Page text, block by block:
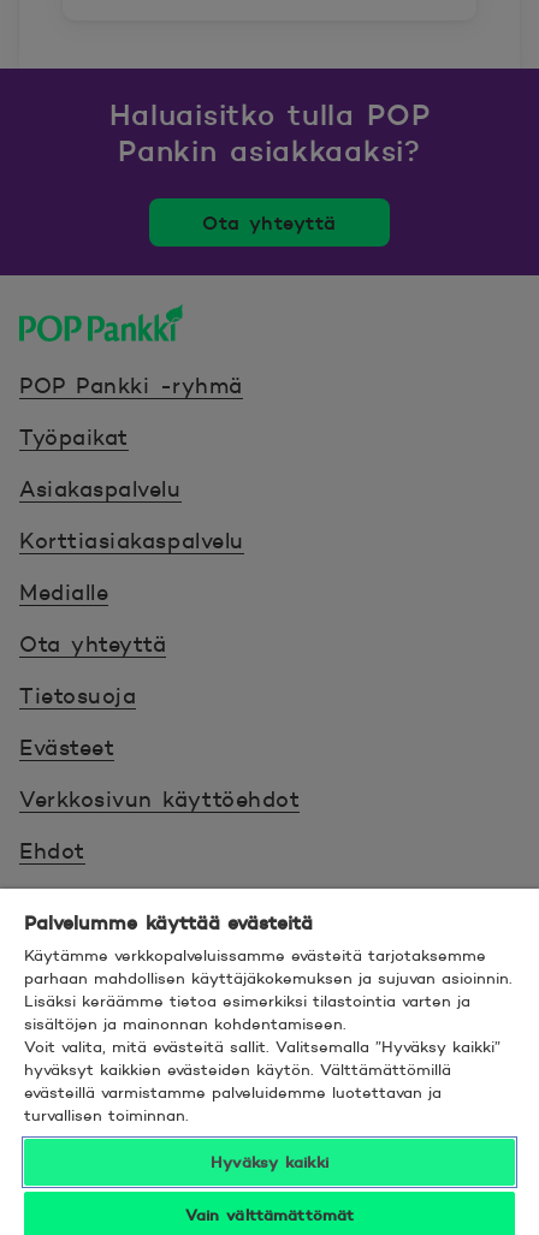
Haluaisitko tulla POP
Pankin asiakkaaksi?
Ota yhteyttä
POP Pankki -ryhmä
Työpaikat
Asiakaspalvelu
Korttiasiakaspalvelu
Medialle
Ota yhteyttä
Tietosuoja
Evästeet
Verkkosivun käyttöehdot
Ehdot
Saavutettavuus
Hyödyllistä tietää
© 2026 POP Pankki,Hevosenkenkä 3, 02600
ESPOO
Palvelumme käyttää evästeitä
Käytämme verkkopalveluissamme evästeitä tarjotaksemme
parhaan mahdollisen käyttäjäkokemuksen ja sujuvan asioinnin.
Lisäksi keräämme tietoa esimerkiksi tilastointia varten ja
sisältöjen ja mainonnan kohdentamiseen.
Voit valita, mitä evästeitä sallit. Valitsemalla ”Hyväksy kaikki”
hyväksyt kaikkien evästeiden käytön. Välttämättömillä
evästeillä varmistamme palveluidemme luotettavan ja
turvallisen toiminnan.
Hyväksy kaikki
Vain välttämättömät